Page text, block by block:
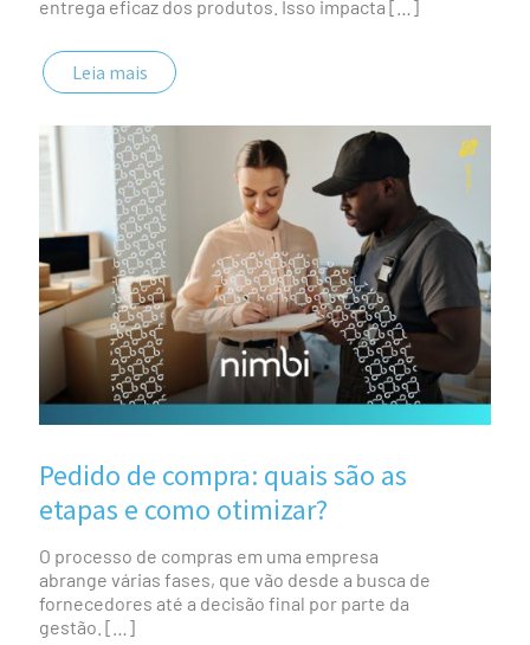
entrega eficaz dos produtos. Isso impacta […]
Leia mais
Pedido de compra: quais são as
etapas e como otimizar?
O processo de compras em uma empresa
abrange várias fases, que vão desde a busca de
fornecedores até a decisão final por parte da
gestão. […]